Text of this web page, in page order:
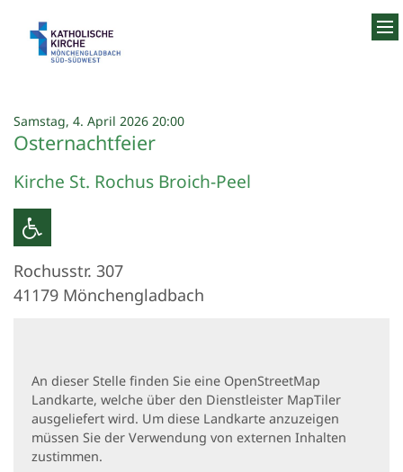
Samstag, 4. April 2026 20:00:
Osternachtfeier
Kirche St. Rochus Broich-Peel
Rochusstr. 307
41179 Mönchengladbach
An dieser Stelle finden Sie eine OpenStreetMap
Landkarte, welche über den Dienstleister MapTiler
ausgeliefert wird. Um diese Landkarte anzuzeigen
müssen Sie der Verwendung von externen Inhalten
zustimmen.